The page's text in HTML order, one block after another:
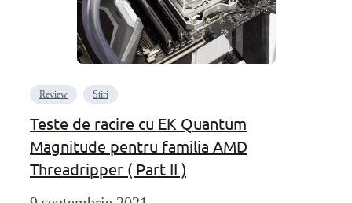
Review Stiri
Teste de racire cu EK Quantum
Magnitude pentru familia AMD
Threadripper ( Part II )